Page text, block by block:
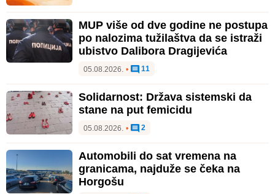
MUP više od dve godine ne postupa
po nalozima tužilaštva da se istraži
ubistvo Dalibora Dragijevića
05.08.2026. • 11
Solidarnost: Država sistemski da
stane na put femicidu
05.08.2026. • 2
Automobili do sat vremena na
granicama, najduže se čeka na
Horgošu